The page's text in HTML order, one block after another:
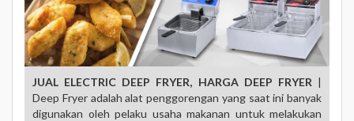
JUAL ELECTRIC DEEP FRYER, HARGA DEEP FRYER |
Deep Fryer adalah alat penggorengan yang saat ini banyak
digunakan oleh pelaku usaha makanan untuk melakukan